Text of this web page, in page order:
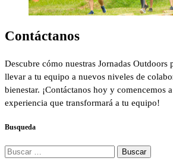
Contáctanos
Descubre cómo nuestras Jornadas Outdoors
llevar a tu equipo a nuevos niveles de
bienestar. ¡Contáctanos hoy y comencemos
experiencia que transformará a tu equipo!
Busqueda
Buscar: